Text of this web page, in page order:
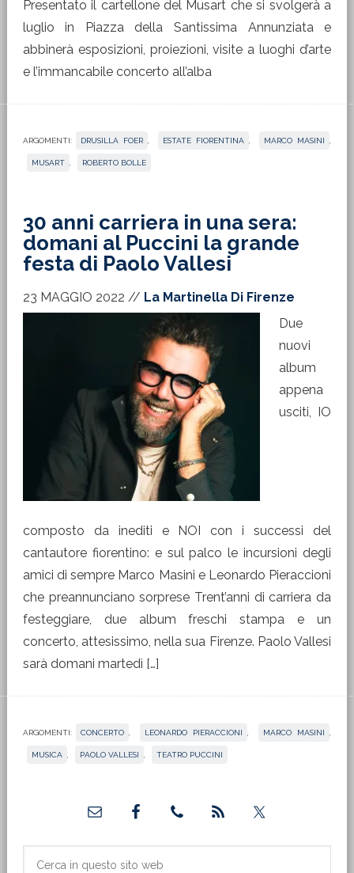
Presentato il cartellone del Musart che si svolgerà a
luglio in Piazza della Santissima Annunziata e
abbinerà esposizioni, proiezioni, visite a luoghi d’arte
e l’immancabile concerto all’alba
ARGOMENTI: DRUSILLA FOER ESTATE FIORENTINA MARCO MASINI
MUSART ROBERTO BOLLE
30 anni carriera in una sera:
domani al Puccini la grande
festa di Paolo Vallesi
23 MAGGIO 2022 // La Martinella Di Firenze
Due
nuovi
album
appena
usciti, IO
composto da inediti e NOI con i successi del
cantautore fiorentino: e sul palco le incursioni degli
amici di sempre Marco Masini e Leonardo Pieraccioni
che preannunciano sorprese Trent’anni di carriera da
festeggiare, due album freschi stampa e un
concerto, attesissimo, nella sua Firenze. Paolo Vallesi
sarà domani martedì […]
ARGOMENTI: CONCERTO LEONARDO PIERACCIONI MARCO MASINI
MUSICA PAOLO VALLESI TEATRO PUCCINI
primaria